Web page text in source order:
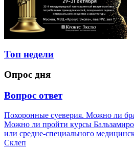
Топ недели
Опрос дня
Вопрос ответ
Похоронные суеверия. Можно ли
Можно ли пройти курсы
или средне-специального
Склеп